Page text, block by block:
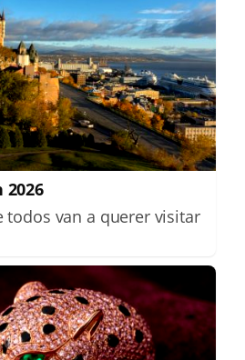
2026
todos van a querer visitar